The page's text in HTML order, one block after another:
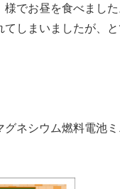
でお昼を食べました
てしまいましたが、
グネシウム燃料電池